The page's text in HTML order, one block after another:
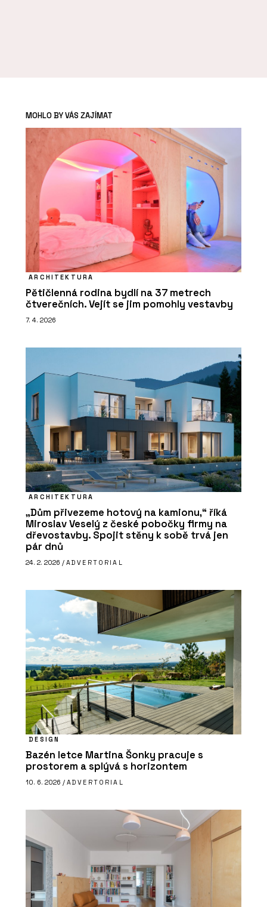
MOHLO BY VÁS ZAJÍMAT
ARCHITEKTURA
Pětičlenná rodina bydlí na 37 metrech
čtverečních. Vejít se jim pomohly vestavby
7. 4. 2026
ARCHITEKTURA
„Dům přivezeme hotový na kamionu,“ říká
Miroslav Veselý z české pobočky firmy na
dřevostavby. Spojit stěny k sobě trvá jen
pár dnů
24. 2. 2026 / ADVERTORIAL
DESIGN
Bazén letce Martina Šonky pracuje s
prostorem a splývá s horizontem
10. 6. 2026 / ADVERTORIAL